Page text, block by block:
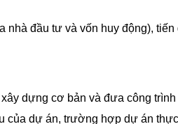
nhà đầu tư và vốn huy động),
dựng cơ bản và đưa công
của dự án, trường hợp dự án